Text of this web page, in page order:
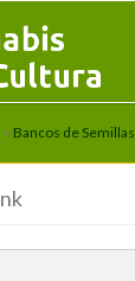
> Bancos de Semillas